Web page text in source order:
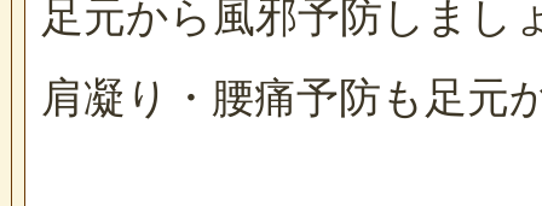
足元から風邪予防しまし
肩凝り・腰痛予防も足元